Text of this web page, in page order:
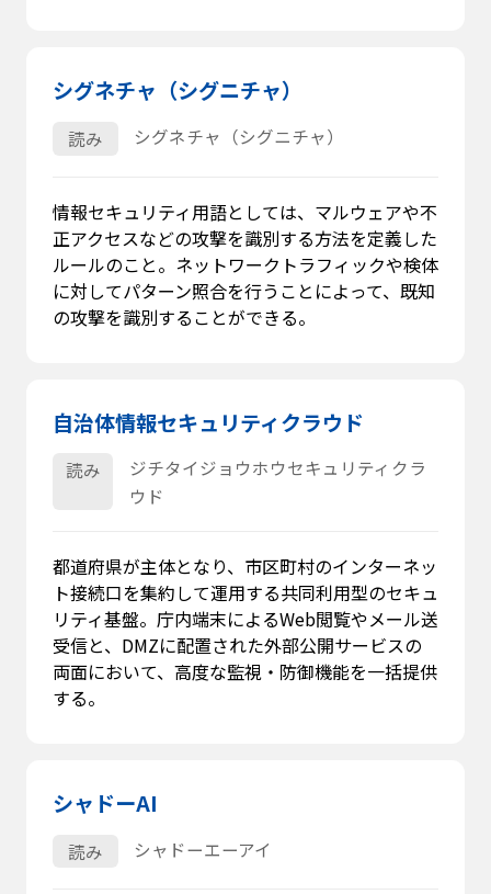
シグネチャ（シグニチャ）
読み シグネチャ（シグニチャ）
情報セキュリティ用語としては、マルウェアや不
正アクセスなどの攻撃を識別する方法を定義した
ルールのこと。ネットワークトラフィックや検体
に対してパターン照合を行うことによって、既知
の攻撃を識別することができる。
自治体情報セキュリティクラウド
読み
ジチタイジョウホウセキュリティクラ
ウド
都道府県が主体となり、市区町村のインターネッ
ト接続口を集約して運用する共同利用型のセキュ
リティ基盤。庁内端末によるWeb閲覧やメール送
受信と、DMZに配置された外部公開サービスの
両面において、高度な監視・防御機能を一括提供
する。
シャドーAI
読み シャドーエーアイ